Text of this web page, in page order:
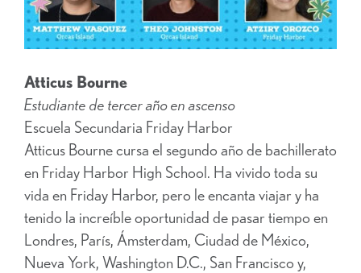
Atticus Bourne
Estudiante de tercer año en ascenso
Escuela Secundaria Friday Harbor
Atticus Bourne cursa el segundo año de bachillerato
en Friday Harbor High School. Ha vivido toda su
vida en Friday Harbor, pero le encanta viajar y ha
tenido la increíble oportunidad de pasar tiempo en
Londres, París, Ámsterdam, Ciudad de México,
Nueva York, Washington D.C., San Francisco y,